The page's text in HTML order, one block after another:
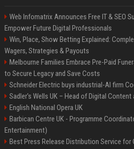
Web Infomatrix Announces Free IT & SEO
Empower Future Digital Professionals
Win, Place, Show Betting Explained:
Wagers, Strategies & Payouts
Melbourne Families Embrace Pre-Paid
to Secure Legacy and Save Costs
Schneider Electric buys industrial-AI firm
Sadler's Wells UK – Head of Digital
English National Opera UK
Barbican Centre UK - Programme
Entertainment)
Best Press Release Distribution Service for